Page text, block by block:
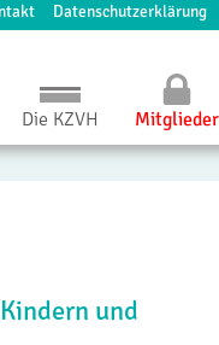
Datenschutzerklärung
Die KZVH Mitglieder
und